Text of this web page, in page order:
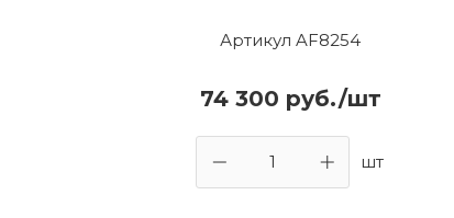
Артикул AF8254
74 300 руб./шт
шт